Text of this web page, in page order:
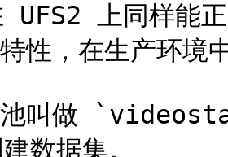
上同样能
性，在生产环境
池叫做
数据集。